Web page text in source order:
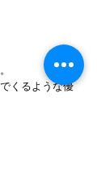
くるような優